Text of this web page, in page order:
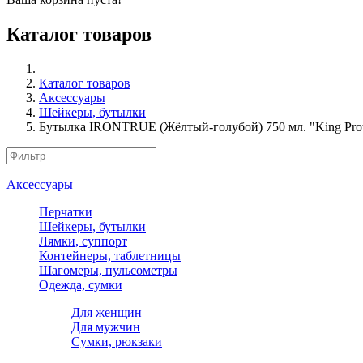
Каталог товаров
Каталог товаров
Аксессуары
Шейкеры, бутылки
Бутылка IRONTRUE (Жёлтый-голубой) 750 мл. "King
Аксессуары
Перчатки
Шейкеры, бутылки
Лямки, суппорт
Контейнеры, таблетницы
Шагомеры, пульсометры
Одежда, сумки
Для женщин
Для мужчин
Сумки, рюкзаки